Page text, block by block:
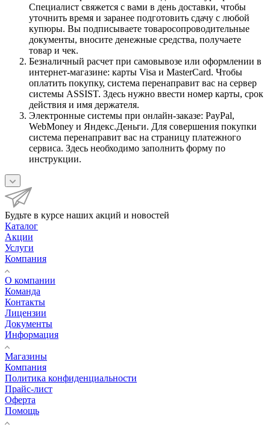
Специалист свяжется с вами в день доставки, чтобы
уточнить время и заранее подготовить сдачу с любой
купюры. Вы подписываете товаросопроводительные
документы, вносите денежные средства, получаете
товар и чек.
Безналичный расчет при самовывозе или оформлении в
интернет-магазине: карты Visa и MasterCard. Чтобы
оплатить покупку, система перенаправит вас на сервер
системы ASSIST. Здесь нужно ввести номер карты, срок
действия и имя держателя.
Электронные системы при онлайн-заказе: PayPal,
WebMoney и Яндекс.Деньги. Для совершения покупки
система перенаправит вас на страницу платежного
сервиса. Здесь необходимо заполнить форму по
инструкции.
Будьте в курсе наших акций и новостей
Каталог
Акции
Услуги
Компания
О компании
Команда
Контакты
Лицензии
Документы
Информация
Магазины
Компания
Политика конфиденциальности
Прайс-лист
Оферта
Помощь